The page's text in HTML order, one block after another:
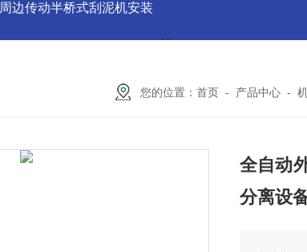
周边传动半桥式刮泥机安装
您的位置：首页 - 产品中心 -
全自动
分离设